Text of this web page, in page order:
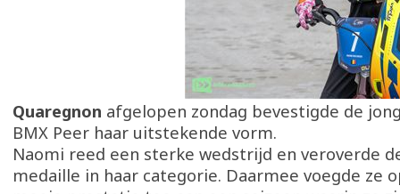
Quaregnon afgelopen zondag bevestigde de
BMX Peer haar uitstekende vorm.
Naomi reed een sterke wedstrijd en veroverde
medaille in haar categorie. Daarmee voegde ze